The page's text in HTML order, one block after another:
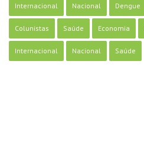
Internacional Nacional Dengue
Colunistas Saúde Economia
Internacional Nacional Saúde